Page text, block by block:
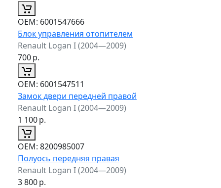
ОЕМ: 6001547666
Блок управления отопителем
Renault Logan I (2004—2009)
700р.
ОЕМ: 6001547511
Замок двери передней правой
Renault Logan I (2004—2009)
1 100р.
ОЕМ: 8200985007
Полуось передняя правая
Renault Logan I (2004—2009)
3 800р.